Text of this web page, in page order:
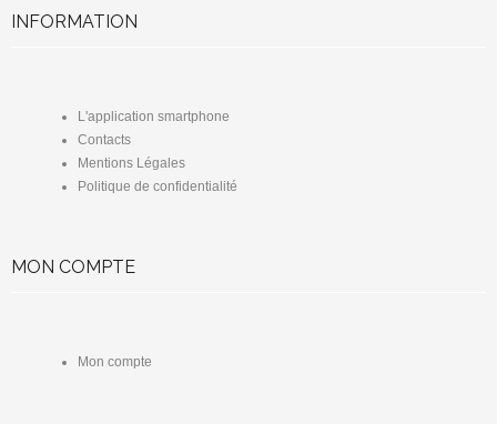
INFORMATION
L'application smartphone
Contacts
Mentions Légales
Politique de confidentialité
MON COMPTE
Mon compte